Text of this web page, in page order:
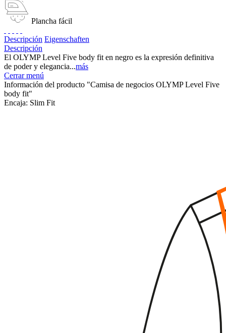
Plancha fácil
Descripción Eigenschaften
Descripción
El OLYMP Level Five body fit en negro es la expresión definitiva
de poder y elegancia...más
Cerrar menú
Información del producto "Camisa de negocios OLYMP Level Five
body fit"
Encaja: Slim Fit